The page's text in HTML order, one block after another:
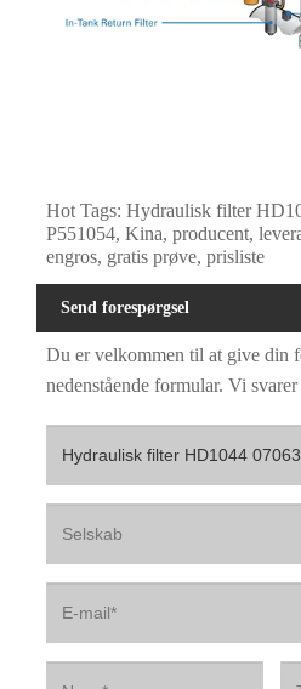
Hot Tags: Hydraulisk filter
P551054, Kina, producent,
engros, gratis prøve, prisliste
Send forespørgsel
Du er velkommen til at give din
nedenstående formular. Vi